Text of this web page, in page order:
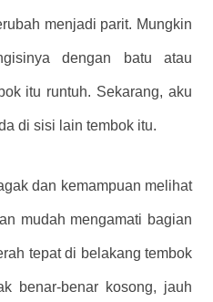
menjadi parit. Mungkin
dengan batu atau
itu runtuh. Sekarang, aku
di sisi lain tembok itu.
dan kemampuan melihat
mudah mengamati bagian
tepat di belakang tembok
benar-benar kosong, jauh